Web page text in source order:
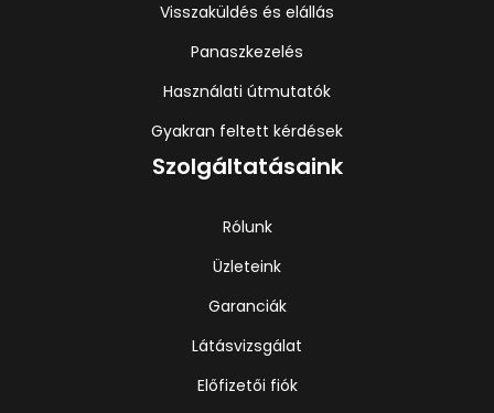
Visszaküldés és elállás
Panaszkezelés
Használati útmutatók
Gyakran feltett kérdések
Szolgáltatásaink
Rólunk
Üzleteink
Garanciák
Látásvizsgálat
Előfizetői fiók